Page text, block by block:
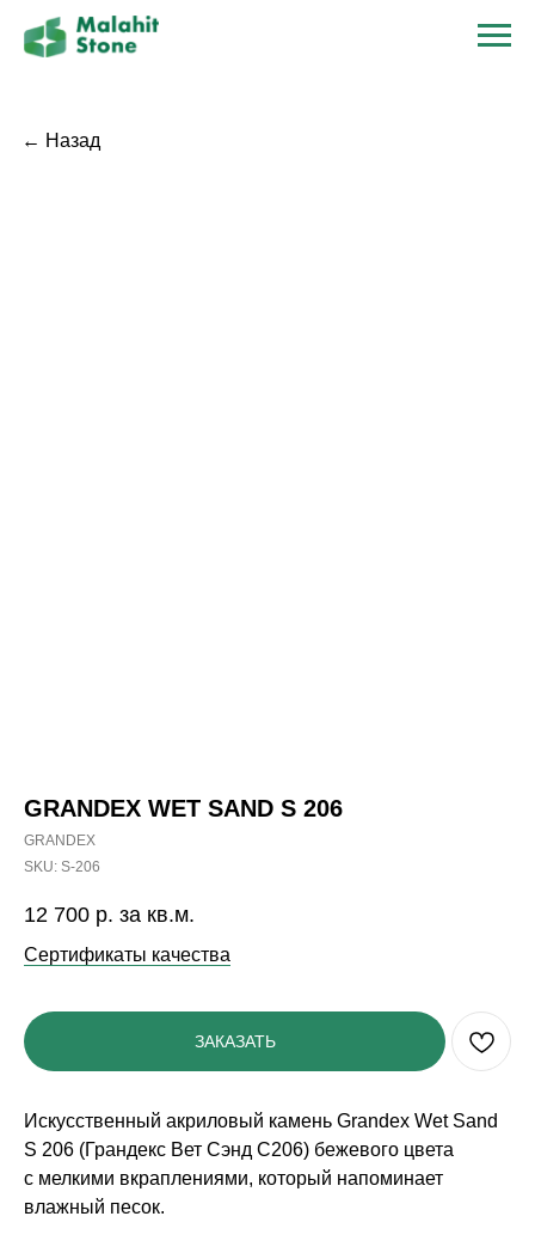
← Назад
GRANDEX WET SAND S 206
GRANDEX
SKU: S-206
12 700 р. за кв.м.
Сертификаты качества
ЗАКАЗАТЬ
Искусственный акриловый камень Grandex Wet Sand
S 206 (Грандекс Вет Сэнд С206) бежевого цвета
с мелкими вкраплениями, который напоминает
влажный песок.